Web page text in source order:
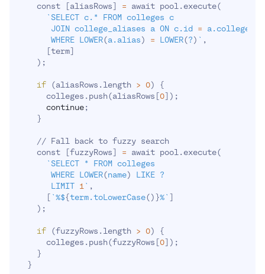
    const
[aliasRows] = await pool.execute(
`SELECT c.* FROM colleges c
       JOIN college_aliases a ON c.id
= a.college_id
       WHERE LOWER
(a.alias) = LOWER(?) ` ,
[term]
) ;
if (aliasRows.length > 0)
{
      colleges.push
(aliasRows [0] ) ;
continue;
}
    // Fall back to fuzzy search
    const
[fuzzyRows] = await pool.execute(
`SELECT * FROM colleges
       WHERE LOWER
(name)
LIKE ?
       LIMIT
1 ` ,
[ `%${term.toLowerCase()}%` ]
) ;
if (fuzzyRows.length > 0)
{
      colleges.push
(fuzzyRows [0] ) ;
}
}